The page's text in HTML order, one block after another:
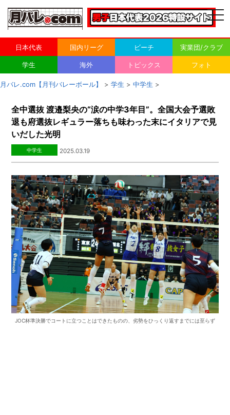
日本代表 国内リーグ ビーチ 実業団/クラブ
学生 海外 トピックス フォト
月バレ.com【月刊バレーボール】 > 学生 > 中学生 >
全中選抜 渡邉梨央の“涙の中学3年目”。全国大会予選敗
退も府選抜レギュラー落ちも味わった末にイタリアで見
いだした光明
中学生 2025.03.19
JOC杯準決勝でコートに立つことはできたものの、劣勢をひっくり返すまでには至らず